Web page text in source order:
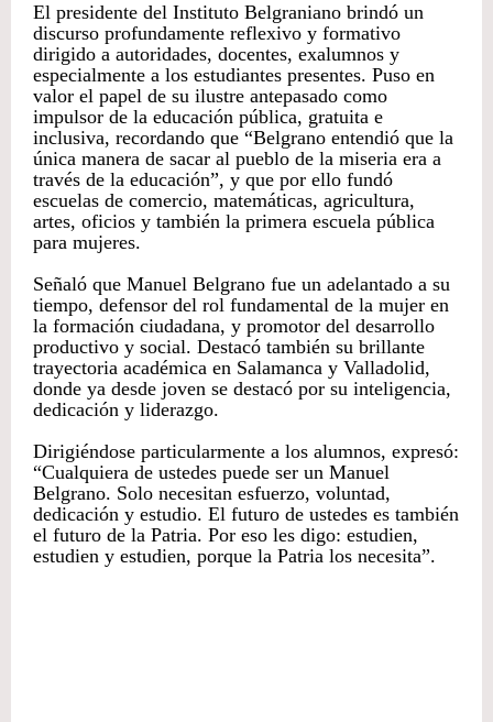
El presidente del Instituto Belgraniano brindó un
discurso profundamente reflexivo y formativo
dirigido a autoridades, docentes, exalumnos y
especialmente a los estudiantes presentes. Puso en
valor el papel de su ilustre antepasado como
impulsor de la educación pública, gratuita e
inclusiva, recordando que “Belgrano entendió que la
única manera de sacar al pueblo de la miseria era a
través de la educación”, y que por ello fundó
escuelas de comercio, matemáticas, agricultura,
artes, oficios y también la primera escuela pública
para mujeres.
Señaló que Manuel Belgrano fue un adelantado a su
tiempo, defensor del rol fundamental de la mujer en
la formación ciudadana, y promotor del desarrollo
productivo y social. Destacó también su brillante
trayectoria académica en Salamanca y Valladolid,
donde ya desde joven se destacó por su inteligencia,
dedicación y liderazgo.
Dirigiéndose particularmente a los alumnos, expresó:
“Cualquiera de ustedes puede ser un Manuel
Belgrano. Solo necesitan esfuerzo, voluntad,
dedicación y estudio. El futuro de ustedes es también
el futuro de la Patria. Por eso les digo: estudien,
estudien y estudien, porque la Patria los necesita”.